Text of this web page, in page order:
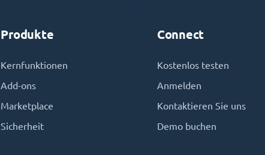
Produkte
Kernfunktionen
Add-ons
Marketplace
Sicherheit
Connect
Kostenlos testen
Anmelden
Kontaktieren Sie uns
Demo buchen